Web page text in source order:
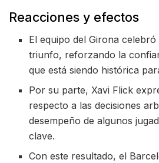
Reacciones y efectos
El equipo del Girona
triunfo, reforzando la
que está siendo histórica
Por su parte, Xavi Flick
respecto a las decisiones
desempeño de algunos
clave.
Con este resultado, el